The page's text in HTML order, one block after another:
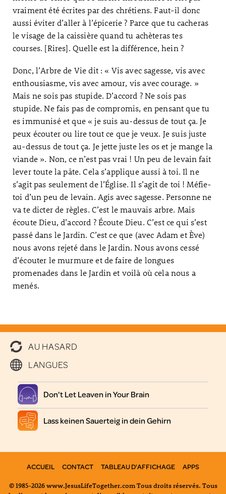
vraiment été écrites par des chrétiens. Faut-il donc
aussi éviter d’aller à l’épicerie ? Parce que tu cacheras
le visage de la caissière quand tu achèteras tes
courses. [Rires]. Quelle est la différence, hein ?
Donc, l’Arbre de Vie dit : « Vis avec sagesse, vis avec
enthousiasme, vis avec amour, vis avec courage. »
Mais ne sois pas stupide. D’accord ? Ne sois pas
stupide. Ne fais pas de compromis, en pensant que tu
es immunisé et que « je suis au-dessus de tout ça. Je
peux écouter ou lire tout ce que je veux. Je suis juste
au-dessus de tout ça. Je jette juste les os et je mange la
viande ». Non, ce n’est pas vrai ! Un peu de levain fait
lever toute la pâte. Cela s’applique aussi à toi. Il ne
s’agit pas seulement de l’Église. Il s’agit de toi ! Méfie-
toi d’un peu de levain. Agis avec sagesse. Personne ne
va te dicter de règles. C’est le mauvais arbre. Mais
écoute Dieu, d’accord ? Écoute Dieu. C’est ce qui s’est
passé dans le Jardin. C’est ce que (avec Adam et Ève)
nous avons rejeté dans le Jardin. Nous avons cessé
d’écouter le murmure et de faire de longues
promenades dans le Jardin et voilà où cela nous a
menés.
AU HASARD
LANGUES
Don't Let Leaven in Your Brain
Lass keinen Sauerteig in dein Gehirn
ACCUEIL CONTACT TABLEAU D'AFFICHAGE APPS
© 1985-2026 www.JesusLifeTogether.com Tous droits réservés. Tous